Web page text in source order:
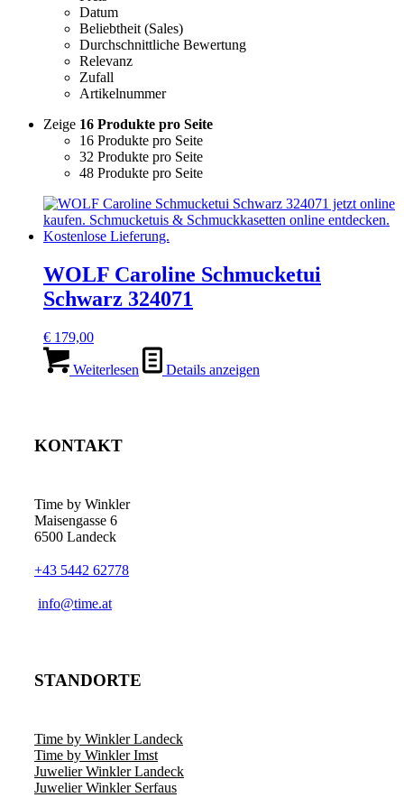
Datum
Beliebtheit (Sales)
Durchschnittliche Bewertung
Relevanz
Zufall
Artikelnummer
Zeige 16 Produkte pro Seite
16 Produkte pro Seite
32 Produkte pro Seite
48 Produkte pro Seite
WOLF Caroline Schmucketui
Schwarz 324071
€ 179,00
Weiterlesen Details anzeigen
KONTAKT
Time by Winkler
Maisengasse 6
6500 Landeck
+43 5442 62778
­info@time.at
STANDORTE
Time by Winkler Landeck
Time by Winkler Imst
Juwelier Winkler Landeck
Juwelier Winkler Serfaus